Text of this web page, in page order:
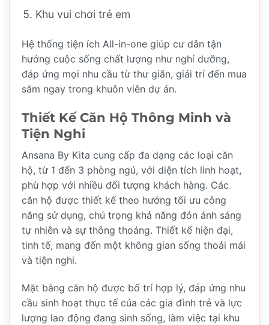
Khu vui chơi trẻ em
Hệ thống tiện ích All-in-one giúp cư dân tận
hưởng cuộc sống chất lượng như nghỉ dưỡng,
đáp ứng mọi nhu cầu từ thư giãn, giải trí đến mua
sắm ngay trong khuôn viên dự án.
Thiết Kế Căn Hộ Thông Minh và
Tiện Nghi
Ansana By Kita cung cấp đa dạng các loại căn
hộ, từ 1 đến 3 phòng ngủ, với diện tích linh hoạt,
phù hợp với nhiều đối tượng khách hàng. Các
căn hộ được thiết kế theo hướng tối ưu công
năng sử dụng, chú trọng khả năng đón ánh sáng
tự nhiên và sự thông thoáng. Thiết kế hiện đại,
tinh tế, mang đến một không gian sống thoải mái
và tiện nghi.
Mặt bằng căn hộ được bố trí hợp lý, đáp ứng nhu
cầu sinh hoạt thực tế của các gia đình trẻ và lực
lượng lao động đang sinh sống, làm việc tại khu